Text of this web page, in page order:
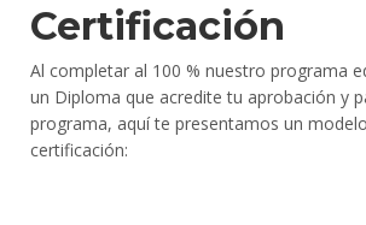
Certificación
Al completar al 100 % nuestro programa
un Diploma que acredite tu aprobación y
programa, aquí te presentamos un
certificación: